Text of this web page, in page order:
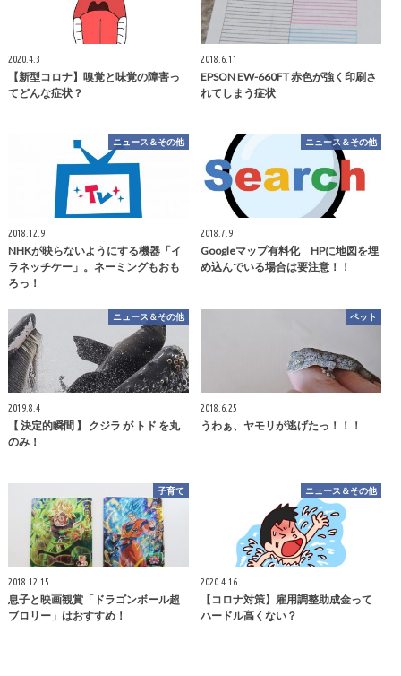
2020.4.3
【新型コロナ】嗅覚と味覚の障害っ
てどんな症状？
2018.6.11
EPSON EW-660FT 赤色が強く印刷さ
れてしまう症状
ニュース＆その他
2018.12.9
NHKが映らないようにする機器「イ
ラネッチケー」。ネーミングもおも
ろっ！
ニュース＆その他
2018.7.9
Googleマップ有料化 HPに地図を埋
め込んでいる場合は要注意！！
ニュース＆その他
2019.8.4
【 決定的瞬間 】 クジラ が トド を丸
のみ！
ペット
2018.6.25
うわぁ、ヤモリが逃げたっ！！！
子育て
2018.12.15
息子と映画観賞「ドラゴンボール超
ブロリー」はおすすめ！
ニュース＆その他
2020.4.16
【コロナ対策】雇用調整助成金って
ハードル高くない？